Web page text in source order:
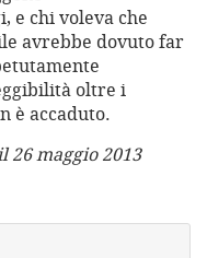
e chi voleva che
avrebbe dovuto far
oltre i
è accaduto.
26 maggio 2013